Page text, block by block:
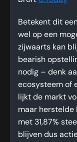
Betekent dit
wel op een
zijwaarts kan
bearish
nodig – denk
ecosysteem of
lijkt de markt
maar herstelde
met 31,87%
blijven dus